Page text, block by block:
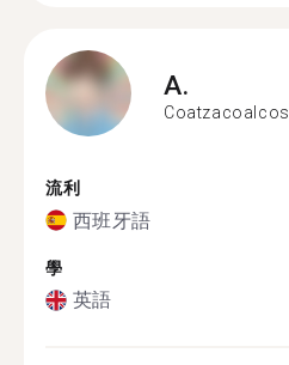
A.
Coatzacoalcos
流利
西班牙語
學
英語